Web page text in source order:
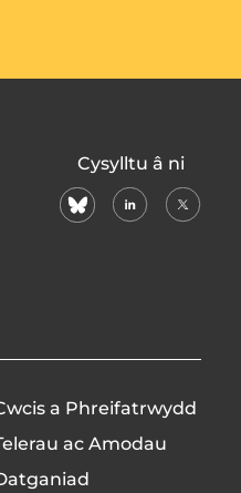
Cysylltu â ni
blueskylinkedin
X
a Phreifatrwydd
ac Amodau